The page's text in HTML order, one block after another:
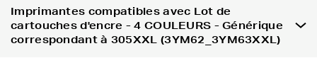
Imprimantes compatibles avec Lot de
cartouches d'encre - 4 COULEURS - Générique
correspondant à 305XXL (3YM62_3YM63XXL)